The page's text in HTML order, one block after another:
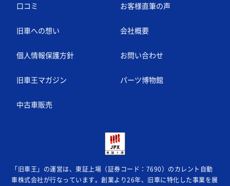
口コミ お客様直筆の声
旧車への想い 会社概要
個人情報保護方針 お問い合わせ
旧車王マガジン パーツ博物館
中古車販売
「旧車王」の運営は、東証上場（証券コード：7690）のカレント自動
車株式会社が行なっています。創業より26年、旧車に特化した事業を展